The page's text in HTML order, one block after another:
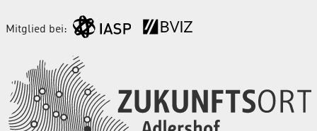
Mitglied bei: